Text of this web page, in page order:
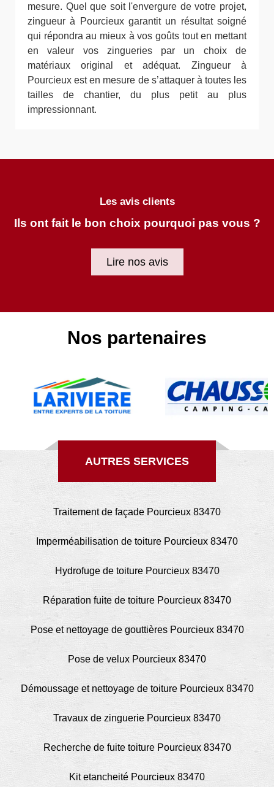
mesure. Quel que soit l'envergure de votre projet,
zingueur à Pourcieux garantit un résultat soigné
qui répondra au mieux à vos goûts tout en mettant
en valeur vos zingueries par un choix de
matériaux original et adéquat. Zingueur à
Pourcieux est en mesure de s’attaquer à toutes les
tailles de chantier, du plus petit au plus
impressionnant.
Les avis clients
Ils ont fait le bon choix pourquoi pas vous ?
Lire nos avis
Nos partenaires
AUTRES SERVICES
Traitement de façade Pourcieux 83470
Imperméabilisation de toiture Pourcieux 83470
Hydrofuge de toiture Pourcieux 83470
Réparation fuite de toiture Pourcieux 83470
Pose et nettoyage de gouttières Pourcieux 83470
Pose de velux Pourcieux 83470
Démoussage et nettoyage de toiture Pourcieux 83470
Travaux de zinguerie Pourcieux 83470
Recherche de fuite toiture Pourcieux 83470
Kit etancheité Pourcieux 83470